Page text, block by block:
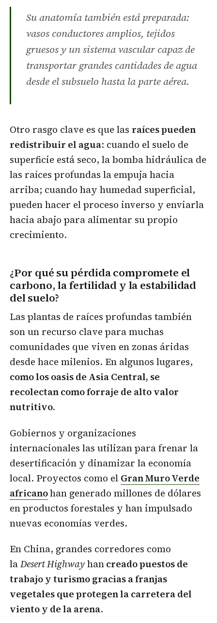
Su anatomía también está preparada:
vasos conductores amplios, tejidos
gruesos y un sistema vascular capaz de
transportar grandes cantidades de agua
desde el subsuelo hasta la parte aérea.
Otro rasgo clave es que las raíces pueden
redistribuir el agua: cuando el suelo de
superficie está seco, la bomba hidráulica de
las raíces profundas la empuja hacia
arriba; cuando hay humedad superficial,
pueden hacer el proceso inverso y enviarla
hacia abajo para alimentar su propio
crecimiento.
¿Por qué su pérdida compromete el
carbono, la fertilidad y la estabilidad
del suelo?
Las plantas de raíces profundas también
son un recurso clave para muchas
comunidades que viven en zonas áridas
desde hace milenios. En algunos lugares,
como los oasis de Asia Central, se
recolectan como forraje de alto valor
nutritivo.
Gobiernos y organizaciones
internacionales las utilizan para frenar la
desertificación y dinamizar la economía
local. Proyectos como el Gran Muro Verde
africanohan generado millones de dólares
en productos forestales y han impulsado
nuevas economías verdes.
En China, grandes corredores como
laDesert Highwayhancreado puestos de
trabajo y turismo gracias a franjas
vegetales que protegen la carretera del
viento y de la arena.